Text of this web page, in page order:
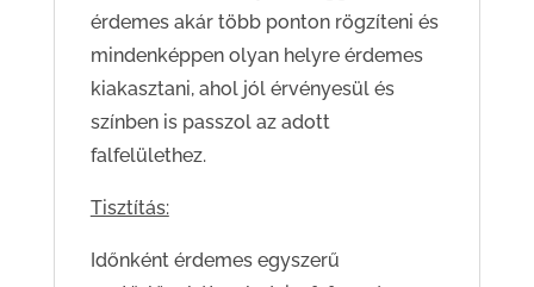
érdemes akár több ponton rögzíteni és
mindenképpen olyan helyre érdemes
kiakasztani, ahol jól érvényesül és
színben is passzol az adott
falfelülethez.
Tisztítás:
Időnként érdemes egyszerű